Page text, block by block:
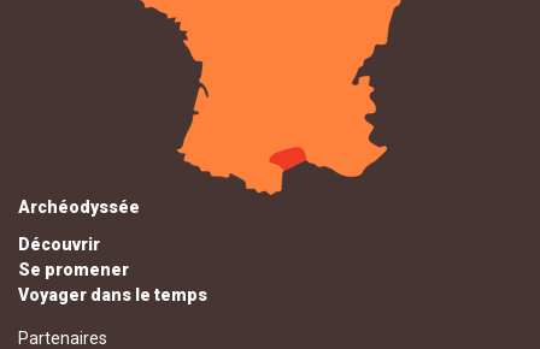
Archéodyssée
Découvrir
Se promener
Voyager dans le temps
Partenaires